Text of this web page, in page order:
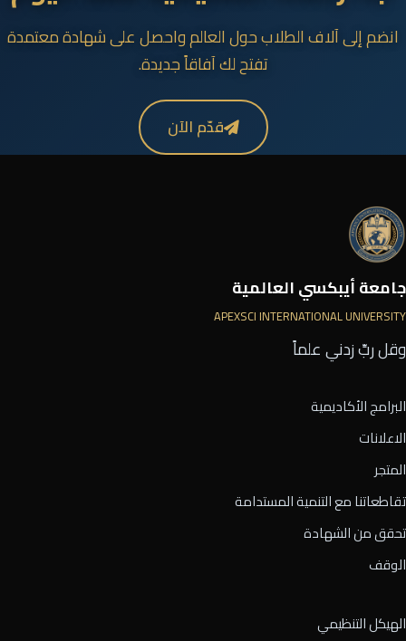
انضم إلى آلاف الطلاب حول العالم واحصل على شهادة معتمدة
تفتح لك آفاقاً جديدة.
قدّم الآن
جامعة أيبكسي العالمية
APEXSCI INTERNATIONAL UNIVERSITY
وقل ربِّ زدني علماً
البرامج الأكاديمية
الاعلانات
المتجر
تقاطعاتنا مع التنمية المستدامة
تحقق من الشهادة
الوقف
الهيكل التنظيمي